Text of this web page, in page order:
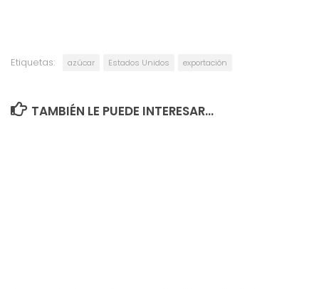
Etiquetas: azúcar Estados Unidos exportación
TAMBIÉN LE PUEDE INTERESAR...